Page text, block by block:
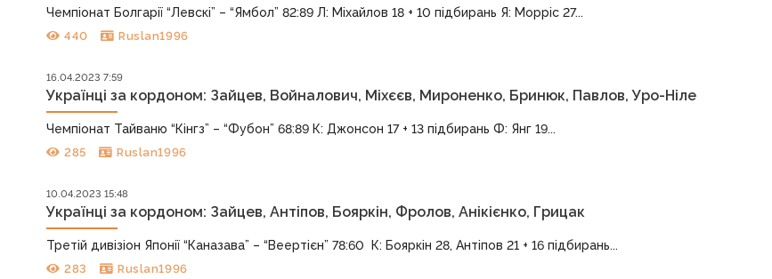
Чемпіонат Болгарії “Левскі” – “Ямбол” 82:89 Л: Міхайлов 18 + 10 підбирань Я: Морріс 27...
440 Ruslan1996
16.04.2023 7:59
Українці за кордоном: Зайцев, Войналович, Міхєєв, Мироненко, Бринюк, Павлов, Уро-Ніле
Чемпіонат Тайваню “Кінгз” – “Фубон” 68:89 К: Джонсон 17 + 13 підбирань Ф: Янг 19...
285 Ruslan1996
10.04.2023 15:48
Українці за кордоном: Зайцев, Антіпов, Бояркін, Фролов, Анікієнко, Грицак
Третій дивізіон Японії “Каназава” – “Веертієн” 78:60 К: Бояркін 28, Антіпов 21 + 16 підбирань...
283 Ruslan1996